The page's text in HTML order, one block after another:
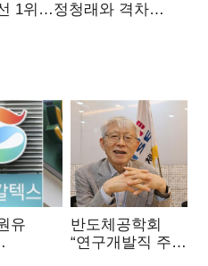
1위…정청래와 격차
유
반도체공학회
“연구개발직 주